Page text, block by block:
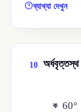
ব্যাখ্যা দেখুন
10
ক 60°